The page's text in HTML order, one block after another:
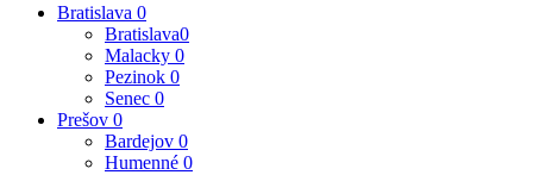
Bratislava 0
Bratislava0
Malacky 0
Pezinok 0
Senec 0
Prešov 0
Bardejov 0
Humenné 0